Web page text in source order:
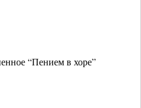
“Пением в хоре”